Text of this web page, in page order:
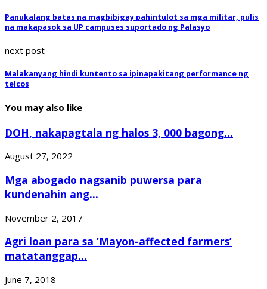
Panukalang batas na magbibigay pahintulot sa mga militar, pulis
na makapasok sa UP campuses suportado ng Palasyo
next post
Malakanyang hindi kuntento sa ipinapakitang performance ng
telcos
You may also like
DOH, nakapagtala ng halos 3, 000 bagong...
August 27, 2022
Mga abogado nagsanib puwersa para
kundenahin ang...
November 2, 2017
Agri loan para sa ‘Mayon-affected farmers’
matatanggap...
June 7, 2018